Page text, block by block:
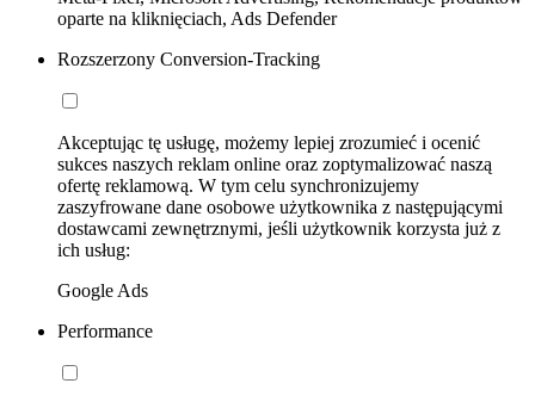
oparte na kliknięciach, Ads Defender
Rozszerzony Conversion-Tracking
Akceptując tę usługę, możemy lepiej zrozumieć i ocenić
sukces naszych reklam online oraz zoptymalizować naszą
ofertę reklamową. W tym celu synchronizujemy
zaszyfrowane dane osobowe użytkownika z następującymi
dostawcami zewnętrznymi, jeśli użytkownik korzysta już z
ich usług:
Google Ads
Performance